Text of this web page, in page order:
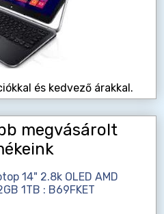
és kedvező árakkal.
megvásárolt
14" 2.8k OLED AMD
1TB : B69FKET